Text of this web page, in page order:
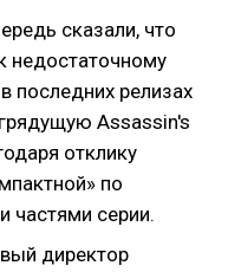
сказали, что
недостаточному
последних релизах
Assassin's
отклику
по
частями серии.
директор